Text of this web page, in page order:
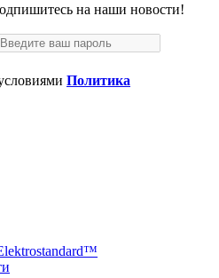
на наши новости!
Политика